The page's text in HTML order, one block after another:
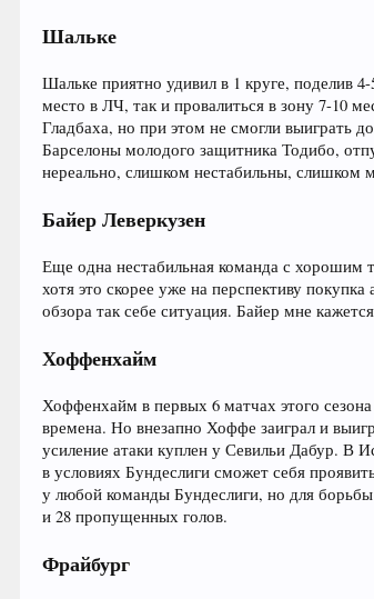
Шальке
Шальке приятно удивил в 1 круге, поделив
место в ЛЧ, так и провалиться в зону 7-10
Гладбаха, но при этом не смогли выиграть
Барселоны молодого защитника Тодибо,
нереально, слишком нестабильны, слишком
Байер Леверкузен
Еще одна нестабильная команда с хорошим
хотя это скорее уже на перспективу
обзора так себе ситуация. Байер мне
Хоффенхайм
Хоффенхайм в первых 6 матчах этого
времена. Но внезапно Хоффе заиграл и
усиление атаки куплен у Севильи Дабур. В
в условиях Бундеслиги сможет себя
у любой команды Бундеслиги, но для борьбы
и 28 пропущенных голов.
Фрайбург